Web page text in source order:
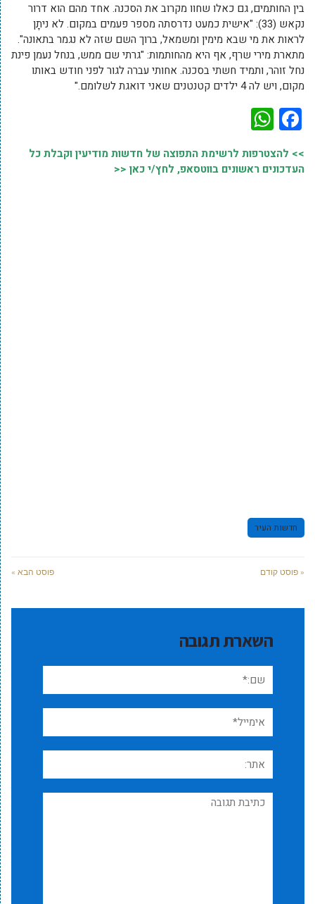
בין החותמים, גם כאלו שחוו מקרוב את הסכנה. אחד מהם הוא דרור
נקאש (33): "אישית כמעט נדרסתה מספר פעמים במקום. לא ניתָן
לראות את מי שבא מימין ומשמאל, ברוך השם שזה לא נגמר בתאונה".
מתארת מירי שרף, אף היא מהחותמות: "גרתי שם ממש, בנחל נעמן פינת
נחל זוהר, ותמיד חשתי בסכנה. אחותי עברה לגור לפני חודש באותו
מקום, ויש לה 4 ילדים קטנטנים שאני דואגת לשלומם."
Facebook
>> להצטרפות לרשימת התפוצה של חדשות מודיעין וקבלת כל
העדכונים ראשונים בווטסאפ, לחץ/י כאן <<
חדשות העיר
« פוסט קודם פוסט הבא »
השארת תגובה
שם:*
אימייל*
אתר:
תגובה